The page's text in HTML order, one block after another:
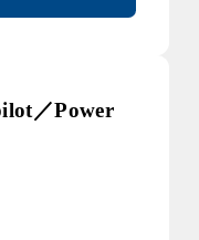
／Power